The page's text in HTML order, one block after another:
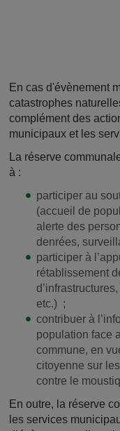
En cas d'évènement
catastrophes
complément des
municipaux et les
La réserve
à :
participer au
(accueil de
alerte des
denrées,
participer à
rétablissement
etc.) ;
contribuer à
population face
commune, en
citoyenne sur
contre le
En outre, la réserve
les services